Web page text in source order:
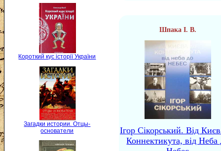
Короткий кус історії України
Загадки истории. Отцы-
основатели
Шпака І. В.
Ігор Сікорський. Від
Коннектикута, від Неба